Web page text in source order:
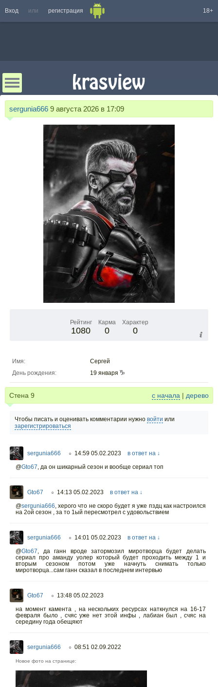
Вход или регистрация 18+
sergunia666 9 августа 2026 в 17:09
Рейтинг
1080
Карма
0
Характер
0
Имя:
Сергей
День рождения:
19 января
Стена 9 с начала | дерево
Чтобы писать и оценивать комментарии нужно войти или
зарегистрироваться
sergunia666 ○ 14:59 05.02.2023
в ответ на ↓
@Gto67, да он шикарный сезон и вообще сериал топ
Gto67 ○ 14:13 05.02.2023
в ответ на ↓
@sergunia666, херого что не скоро будет я уже пздц как настроился
на 2ой сезон , за то 1ый пересмотрел с удовольствием
sergunia666 ○ 14:01 05.02.2023
в ответ на ↓
@Gto67, да ганн вроде затормозил миротворца будет делать
сериал про аманду уолер который будет проходить между 1 и
вторым сезоном потом уже начнуть снимать только
миротворца...сам ганн сказал в последнем интервью
Gto67 ○ 13:48 05.02.2023
на момент камента , на нескольких ресурсах наткнулся на 16-17
февраля было , счяс уже нет этой инфы , лабиан был , счяс на
середину года обещяют
sergunia666 ○ 08:51 02.09.2022
Новое фото на странице: